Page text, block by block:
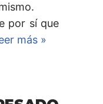
por sí que
más »